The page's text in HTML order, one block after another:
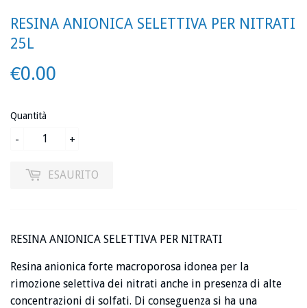
RESINA ANIONICA SELETTIVA PER NITRATI
25L
€0.00
Quantità
+
-
ESAURITO
RESINA ANIONICA SELETTIVA PER NITRATI
Resina anionica forte macroporosa idonea per la
rimozione selettiva dei nitrati anche in presenza di alte
concentrazioni di solfati. Di conseguenza si ha una